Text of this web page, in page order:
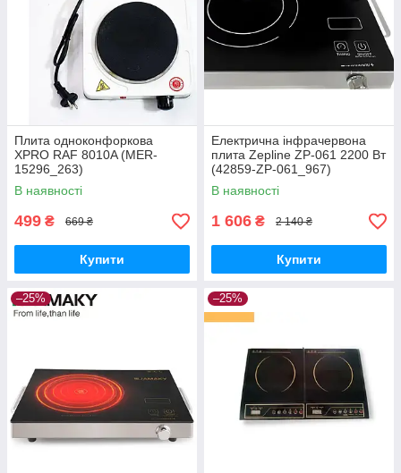
Плита одноконфоркова
XPRO RAF 8010A (MER-
15296_263)
В наявності
499 ₴ 669 ₴
Купити
Електрична інфрачервона
плита Zepline ZP-061 2200 Вт
(42859-ZP-061_967)
В наявності
1 606 ₴ 2 140 ₴
Купити
–25% –25%